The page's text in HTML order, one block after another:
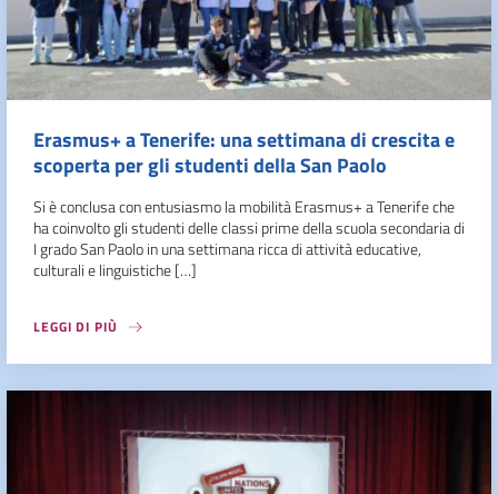
Erasmus+ a Tenerife: una settimana di crescita e
scoperta per gli studenti della San Paolo
Si è conclusa con entusiasmo la mobilità Erasmus+ a Tenerife che
ha coinvolto gli studenti delle classi prime della scuola secondaria di
I grado San Paolo in una settimana ricca di attività educative,
culturali e linguistiche […]
LEGGI DI PIÙ